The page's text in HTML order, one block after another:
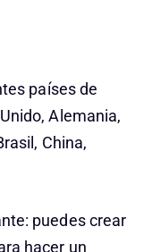
países de
Alemania,
China,
puedes crear
hacer un